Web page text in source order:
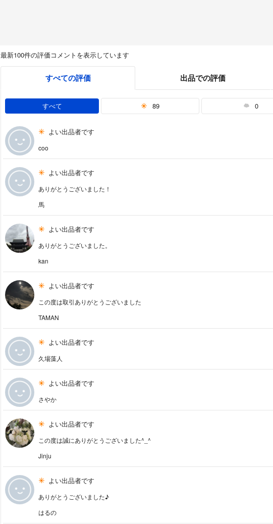
最新100件の評価コメントを表示しています
すべての評価 出品での評価
すべて 89 0
よい出品者です
coo
よい出品者です
ありがとうございました！
馬
よい出品者です
ありがとうございました。
kan
よい出品者です
この度は取引ありがとうございました
TAMAN
よい出品者です
久場藻人
よい出品者です
さやか
よい出品者です
この度は誠にありがとうございました^_^
Jinju
よい出品者です
ありがとうございました♪
はるの